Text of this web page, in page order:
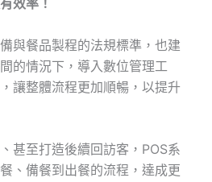
效率！
與餐品製程的法規標準，也建
的情況下，導入數位管理工
讓整體流程更加順暢，以提升
甚至打造後續回訪客，POS系
、備餐到出餐的流程，達成更